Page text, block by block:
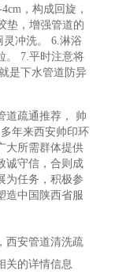
，构成回旋，
垫，增强管道的
冲洗。 6.淋浴
。 7.平时注意将
是下水管道防异
道疏通推荐， 帅
年来西安帅印环
大所需群体提供
诚守信，合则成
为任务，积极参
造中国陕西省服
西安管道清洗疏
关的详情信息